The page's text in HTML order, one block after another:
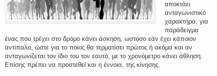
αποκτάει
ανταγωνιστικό
χαρακτήρα, για
παράδειγμα
ένας που τρέχει στο δρόμο κάνει άσκηση, ωστόσο εάν έχει κάποιον
αντίπαλο, ώστε για το ποιος θα τερματίσει πρώτος ή ακόμα και αν
ανταγωνίζεται τον ίδιο του τον εαυτό, με το χρονόμετρο κάνει άθληση.
Επίσης πρέπει να προστεθεί και η έννοια, της κίνησης.